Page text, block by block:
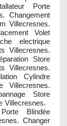
Porte
Changement
Villecresnes.
Volet
electrique
Villecresnes.
Store
Villecresnes.
Cylindre
Villecresnes.
Store
Villecresnes.
Blindée
Changer